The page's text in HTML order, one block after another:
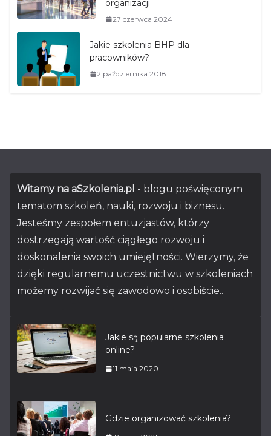
organizacji
27 czerwca 2024
Jakie szkolenia BHP dla
pracowników?
2 października 2018
Witamy na aSzkolenia.pl - blogu poświęconym
tematom szkoleń, nauki, rozwoju i biznesu.
Jesteśmy zespołem entuzjastów, którzy
dostrzegają wartość ciągłego rozwoju i
doskonalenia swoich umiejętności. Wierzymy, że
dzięki regularnemu uczestnictwu w szkoleniach
możemy rozwijać się zawodowo i osobiście..
Jakie są popularne szkolenia
online?
11 maja 2020
Gdzie organizować szkolenia?